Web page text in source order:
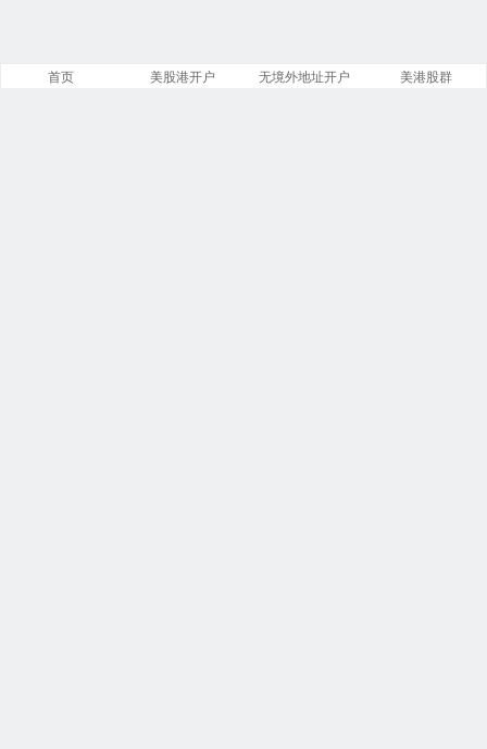
首页 美股港开户 无境外地址开户 美港股群